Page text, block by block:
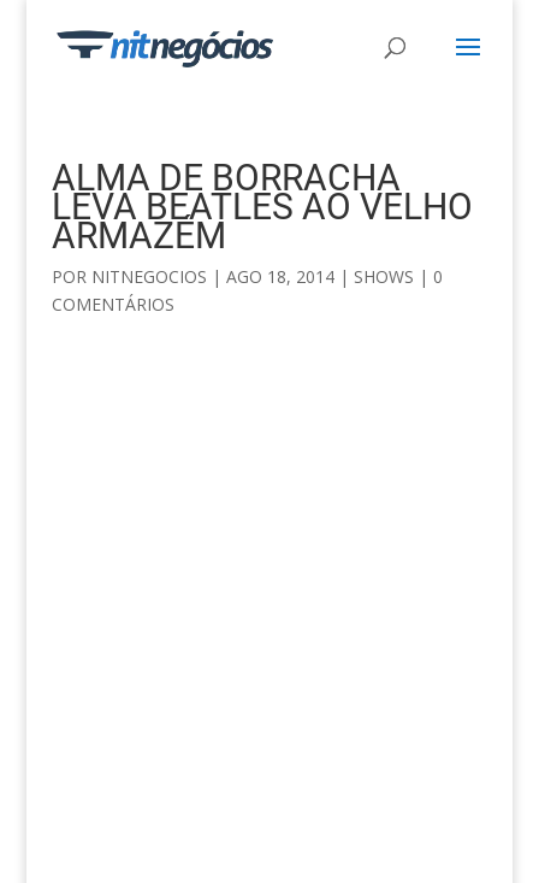
ALMA DE BORRACHA
LEVA BEATLES AO VELHO
ARMAZÉM
POR NITNEGOCIOS | AGO 18, 2014| SHOWS | 0
COMENTÁRIOS